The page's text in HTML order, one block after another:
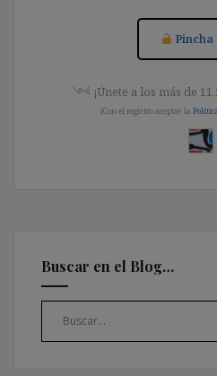
Pincha
༺ ¡Únete a los más de
[Con el registro aceptas la
Buscar en el Blog…